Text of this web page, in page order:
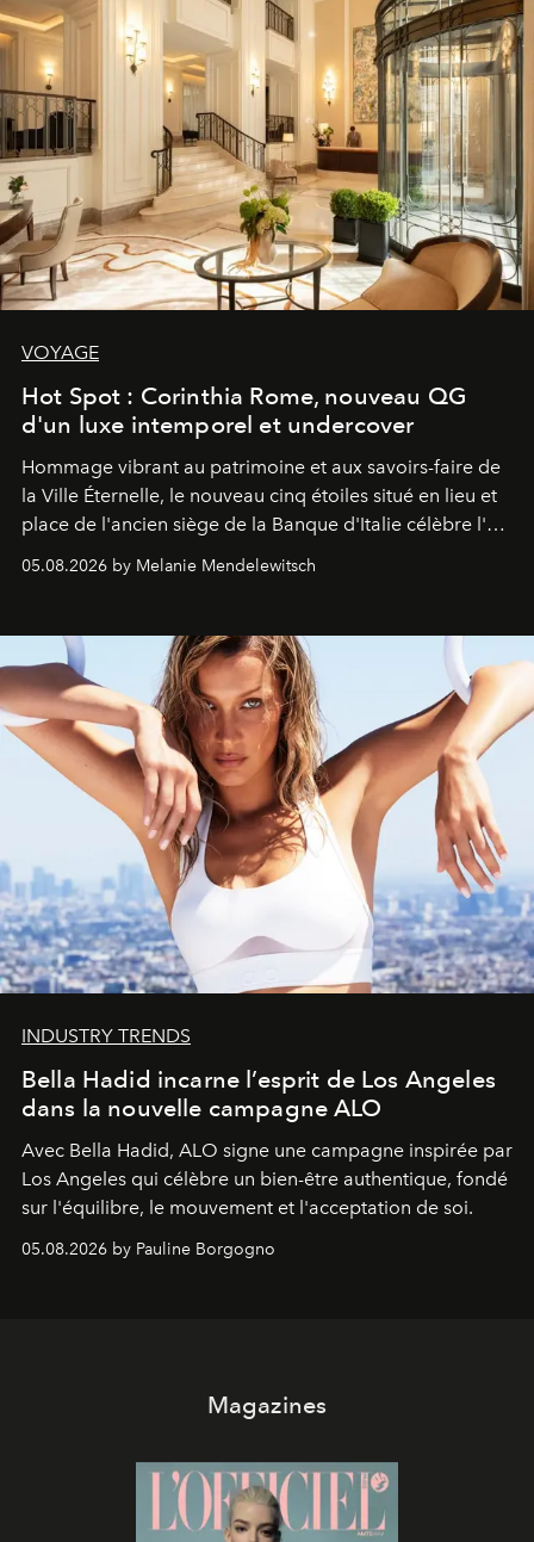
VOYAGE
Hot Spot : Corinthia Rome, nouveau QG
d'un luxe intemporel et undercover
Hommage vibrant au patrimoine et aux savoirs-faire de
la Ville Éternelle, le nouveau cinq étoiles situé en lieu et
place de l'ancien siège de la Banque d'Italie célèbre l'art
05.08.2026 by Melanie Mendelewitsch
INDUSTRY TRENDS
Bella Hadid incarne l’esprit de Los Angeles
dans la nouvelle campagne ALO
Avec Bella Hadid, ALO signe une campagne inspirée par
Los Angeles qui célèbre un bien-être authentique, fondé
sur l'équilibre, le mouvement et l'acceptation de soi.
05.08.2026 by Pauline Borgogno
Magazines